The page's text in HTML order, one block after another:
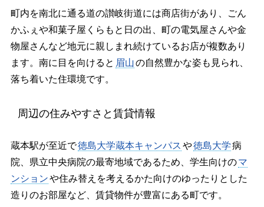
町内を南北に通る道の讃岐街道には商店街があり、ごん
かふぇや和菓子屋くらもと日の出、町の電気屋さんや金
物屋さんなど地元に親しまれ続けているお店が複数あり
ます。南に目を向けると 眉山の自然豊かな姿も見られ、
落ち着いた住環境です。
周辺の住みやすさと賃貸情報
蔵本駅が至近で徳島大学蔵本キャンパス や徳島大学病
院、県立中央病院の最寄地域であるため、学生向けのマ
ンションや住み替えを考えるかた向けのゆったりとした
造りのお部屋など、賃貸物件が豊富にある町です。